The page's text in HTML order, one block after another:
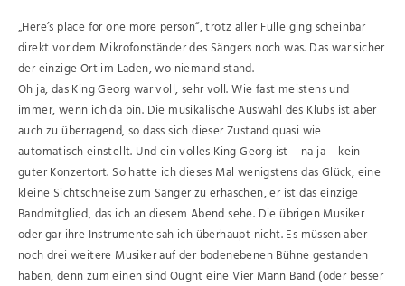
„Here’s place for one more person“, trotz aller Fülle ging scheinbar
direkt vor dem Mikrofonständer des Sängers noch was. Das war sicher
der einzige Ort im Laden, wo niemand stand.
Oh ja, das King Georg war voll, sehr voll. Wie fast meistens und
immer, wenn ich da bin. Die musikalische Auswahl des Klubs ist aber
auch zu überragend, so dass sich dieser Zustand quasi wie
automatisch einstellt. Und ein volles King Georg ist – na ja – kein
guter Konzertort. So hatte ich dieses Mal wenigstens das Glück, eine
kleine Sichtschneise zum Sänger zu erhaschen, er ist das einzige
Bandmitglied, das ich an diesem Abend sehe. Die übrigen Musiker
oder gar ihre Instrumente sah ich überhaupt nicht. Es müssen aber
noch drei weitere Musiker auf der bodenebenen Bühne gestanden
haben, denn zum einen sind Ought eine Vier Mann Band (oder besser